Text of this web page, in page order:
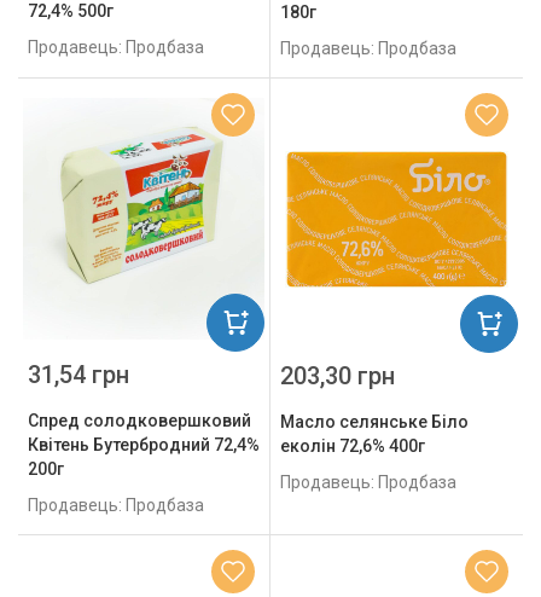
72,4% 500г
Продавець: Продбаза
180г
Продавець: Продбаза
Спред солодковершковий
Квітень Бутербродний 72,4%
200г
Продавець: Продбаза
31,54 грн
Масло селянське Біло
еколін 72,6% 400г
Продавець: Продбаза
203,30 грн